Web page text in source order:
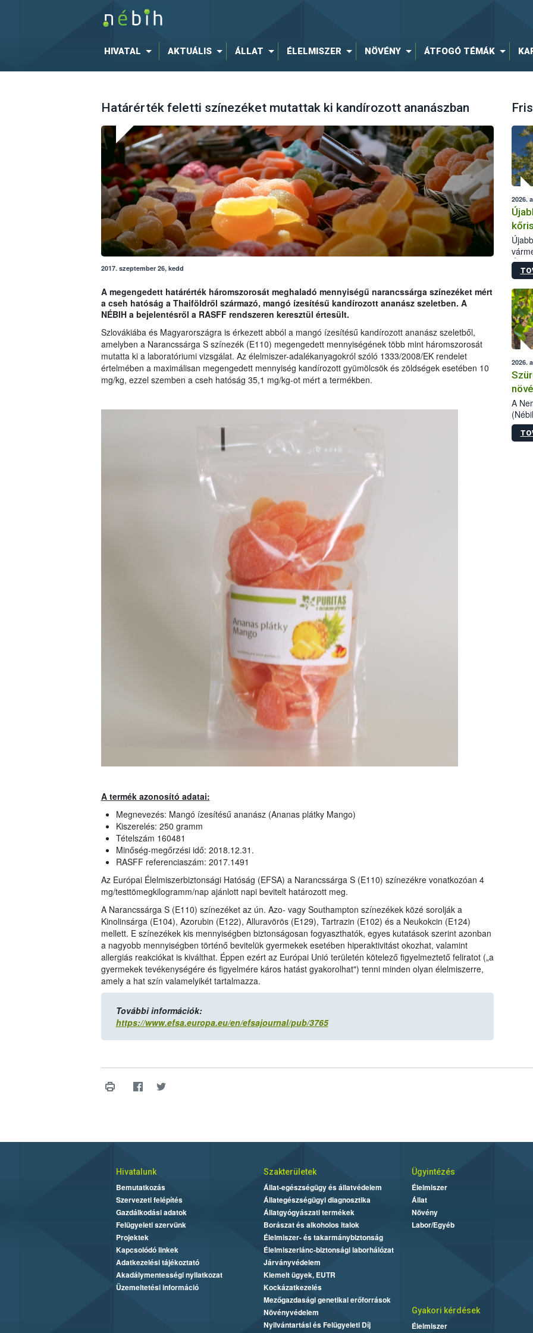
HIVATAL AKTUÁLIS ÁLLAT ÉLELMISZER NÖVÉNY ÁTFOGÓ TÉMÁK
Határérték feletti színezéket mutattak ki kandírozott ananászban
2017. szeptember 26, kedd
A megengedett határérték háromszorosát meghaladó mennyiségű narancssárga színezéket mért
a cseh hatóság a Thaiföldről származó, mangó ízesítésű kandírozott ananász szeletben. A
NÉBIH a bejelentésről a RASFF rendszeren keresztül értesült.
Szlovákiába és Magyarországra is érkezett abból a mangó ízesítésű kandírozott ananász szeletből,
amelyben a Narancssárga S színezék (E110) megengedett mennyiségének több mint háromszorosát
mutatta ki a laboratóriumi vizsgálat. Az élelmiszer-adalékanyagokról szóló 1333/2008/EK rendelet
értelmében a maximálisan megengedett mennyiség kandírozott gyümölcsök és zöldségek esetében 10
mg/kg, ezzel szemben a cseh hatóság 35,1 mg/kg-ot mért a termékben.
A termék azonosító adatai:
Megnevezés: Mangó ízesítésű ananász (Ananas plátky Mango)
Kiszerelés: 250 gramm
Tételszám 160481
Minőség-megőrzési idő: 2018.12.31.
RASFF referenciaszám: 2017.1491
Az Európai Élelmiszerbiztonsági Hatóság (EFSA) a Narancssárga S (E110) színezékre vonatkozóan 4
mg/testtömegkilogramm/nap ajánlott napi bevitelt határozott meg.
A Narancssárga S (E110) színezéket az ún. Azo- vagy Southampton színezékek közé sorolják a
Kinolinsárga (E104), Azorubin (E122), Alluravörös (E129), Tartrazin (E102) és a Neukokcin (E124)
mellett. E színezékek kis mennyiségben biztonságosan fogyaszthatók, egyes kutatások szerint azonban
a nagyobb mennyiségben történő bevitelük gyermekek esetében hiperaktivitást okozhat, valamint
allergiás reakciókat is kiválthat. Éppen ezért az Európai Unió területén kötelező figyelmeztető feliratot („a
gyermekek tevékenységére és figyelmére káros hatást gyakorolhat") tenni minden olyan élelmiszerre,
amely a hat szín valamelyikét tartalmazza.
További információk:
https://www.efsa.europa.eu/en/efsajournal/pub/3765
2026.
2026.
A
Hivatalunk
Bemutatkozás
Szervezeti felépítés
Gazdálkodási adatok
Felügyeleti szervünk
Projektek
Kapcsolódó linkek
Adatkezelési tájékoztató
Akadálymentességi nyilatkozat
Üzemeltetési információ
Szakterületek
Állat-egészségügy és állatvédelem
Állategészségügyi diagnosztika
Állatgyógyászati termékek
Borászat és alkoholos italok
Élelmiszer- és takarmánybiztonság
Élelmiszerlánc-biztonsági laborhálózat
Járványvédelem
Kiemelt ügyek, EUTR
Kockázatkezelés
Mezőgazdasági genetikai erőforrások
Növényvédelem
Nyilvántartási és Felügyeleti Díj
Ügyintézés
Élelmiszer
Állat
Növény
Labor/Egyéb
Gyakori kérdések
Élelmiszer